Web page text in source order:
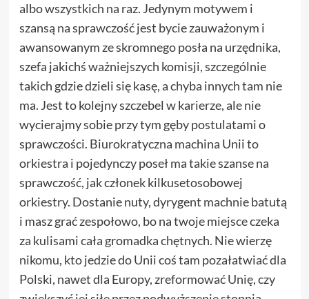
albo wszystkich na raz. Jedynym motywem i
szansą na sprawczość jest bycie zauważonym i
awansowanym ze skromnego posła na urzędnika,
szefa jakichś ważniejszych komisji, szczególnie
takich gdzie dzieli się kasę, a chyba innych tam nie
ma. Jest to kolejny szczebel w karierze, ale nie
wycierajmy sobie przy tym gęby postulatami o
sprawczości. Biurokratyczna machina Unii to
orkiestra i pojedynczy poseł ma takie szanse na
sprawczość, jak członek kilkusetosobowej
orkiestry. Dostanie nuty, dyrygent machnie batutą
i masz grać zespołowo, bo na twoje miejsce czeka
za kulisami cała gromadka chętnych. Nie wierzę
nikomu, kto jedzie do Unii coś tam pozałatwiać dla
Polski, nawet dla Europy, zreformować Unię, czy